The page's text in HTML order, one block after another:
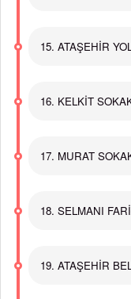
15. ATAŞEHİR
16. KELKİT
17. MURAT
18. SELMANI
19. ATAŞEHİR